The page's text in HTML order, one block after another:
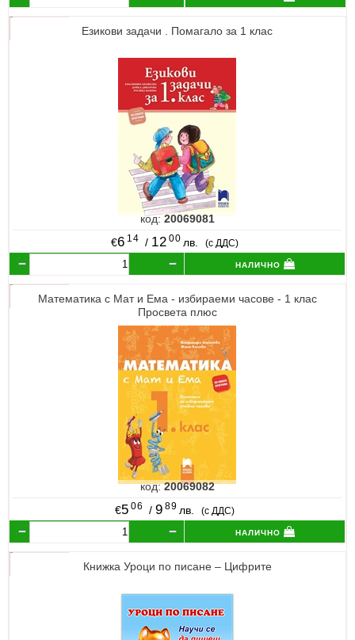
Езикови задачи . Помагало за 1 клас
код:20069081
€6 14 / 12 00 лв. (с ДДС)
налично
Математика с Мат и Ема - избираеми часове - 1 клас
Просвета плюс
код:20069082
€5 06 / 9 89 лв. (с ДДС)
налично
Книжка Уроци по писане – Цифрите